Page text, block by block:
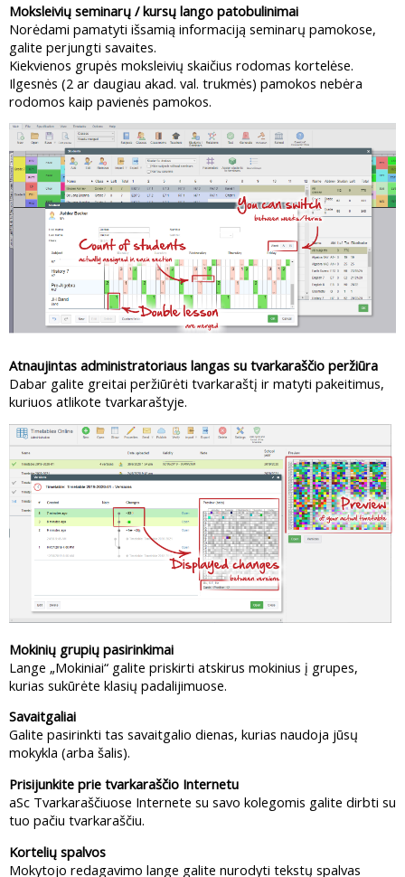
Moksleivių seminarų / kursų lango patobulinimai
Norėdami pamatyti išsamią informaciją seminarų pamokose,
galite perjungti savaites.
Kiekvienos grupės moksleivių skaičius rodomas kortelėse.
Ilgesnės (2 ar daugiau akad. val. trukmės) pamokos nebėra
rodomos kaip pavienės pamokos.
Atnaujintas administratoriaus langas su tvarkaraščio peržiūra
Dabar galite greitai peržiūrėti tvarkaraštį ir matyti pakeitimus,
kuriuos atlikote tvarkaraštyje.
Mokinių grupių pasirinkimai
Lange „Mokiniai“ galite priskirti atskirus mokinius į grupes,
kurias sukūrėte klasių padalijimuose.
Savaitgaliai
Galite pasirinkti tas savaitgalio dienas, kurias naudoja jūsų
mokykla (arba šalis).
Prisijunkite prie tvarkaraščio Internetu
aSc Tvarkaraščiuose Internete su savo kolegomis galite dirbti su
tuo pačiu tvarkaraščiu.
Kortelių spalvos
Mokytojo redagavimo lange galite nurodyti tekstų spalvas